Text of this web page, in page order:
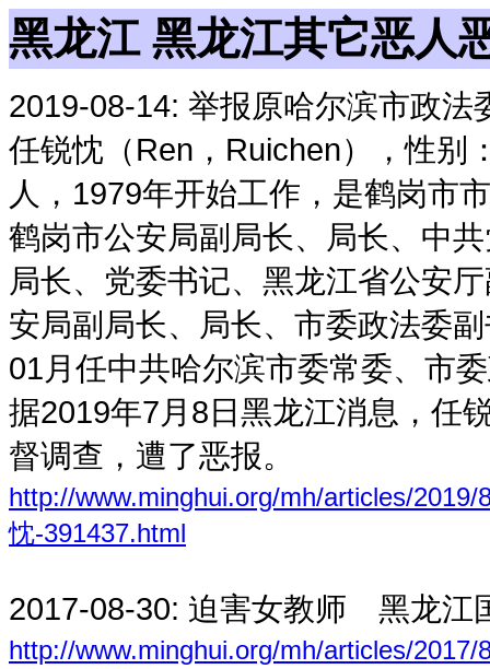
黑龙江 黑龙江其它恶人
2019-08-14: 举报原哈尔滨市政法
任锐忱（Ren，Ruichen），性别
人，1979年开始工作，是鹤岗市
鹤岗市公安局副局长、局长、中
局长、党委书记、黑龙江省公安
安局副局长、局长、市委政法委
01月任中共哈尔滨市委常委、市
据2019年7月8日黑龙江消息，任
督调查，遭了恶报。
http://www.minghui.org/mh/articles/
忱-391437.html
2017-08-30: 迫害女教师 黑龙江
http://www.minghui.org/mh/articles/